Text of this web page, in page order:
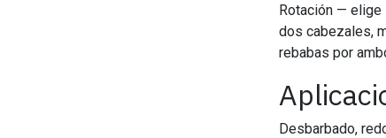
Rotación — elige
dos cabezales,
rebabas por
Desbarbado,